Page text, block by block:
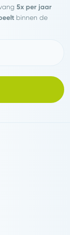
5x per jaar
binnen de